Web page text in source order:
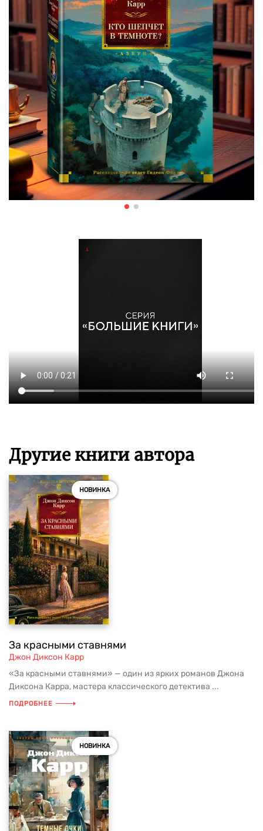
Другие книги автора
НОВИНКА
За красными ставнями
Джон Диксон Карр
«За красными ставнями» — один из ярких романов Джона
Диксона Карра, мастера классического детектива ...
ПОДРОБНЕЕ
НОВИНКА